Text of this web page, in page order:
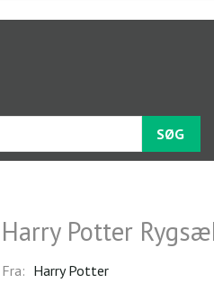
SØG
Harry Potter
Fra: Harry Potter